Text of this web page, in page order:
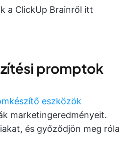
a ClickUp Brainről itt
promptok
eszközök
marketingeredményeit.
és győződjön meg róla